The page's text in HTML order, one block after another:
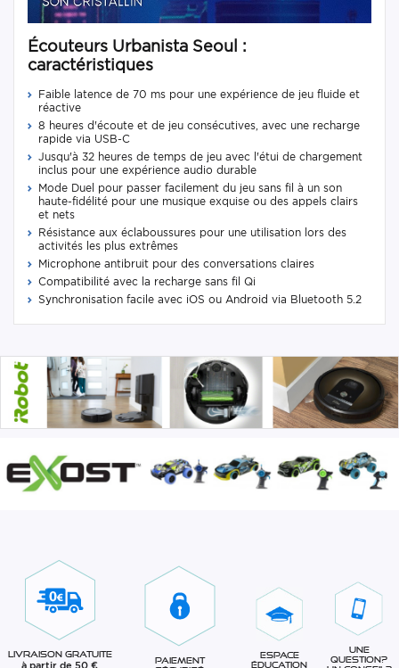
Écouteurs Urbanista Seoul :
caractéristiques
Faible latence de 70 ms pour une expérience de jeu fluide et
réactive
8 heures d'écoute et de jeu consécutives, avec une recharge
rapide via USB-C
Jusqu'à 32 heures de temps de jeu avec l'étui de chargement
inclus pour une expérience audio durable
Mode Duel pour passer facilement du jeu sans fil à un son
haute-fidélité pour une musique exquise ou des appels clairs
et nets
Résistance aux éclaboussures pour une utilisation lors des
activités les plus extrêmes
Microphone antibruit pour des conversations claires
Compatibilité avec la recharge sans fil Qi
Synchronisation facile avec iOS ou Android via Bluetooth 5.2
Livraison gratuite
à partir de 50 €
Paiement
Espace
éducation
Une
question?